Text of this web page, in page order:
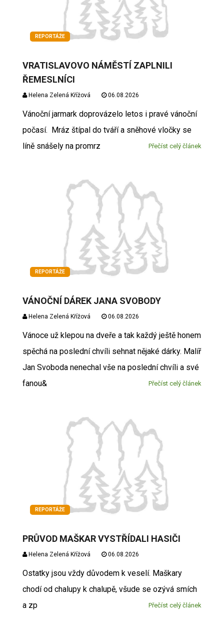
REPORTÁŽE
VRATISLAVOVO NÁMĚSTÍ ZAPLNILI
ŘEMESLNÍCI
Helena Zelená Křížová 06.08.2026
Vánoční jarmark doprovázelo letos i pravé vánoční
počasí. Mráz štípal do tváří a sněhové vločky se
líně snášely na promrz
Přečíst celý článek
REPORTÁŽE
VÁNOČNÍ DÁREK JANA SVOBODY
Helena Zelená Křížová 06.08.2026
Vánoce už klepou na dveře a tak každý ještě honem
spěchá na poslední chvíli sehnat nějaké dárky. Malíř
Jan Svoboda nenechal vše na poslední chvíli a své
fanou&
Přečíst celý článek
REPORTÁŽE
PRŮVOD MAŠKAR VYSTŘÍDALI HASIČI
Helena Zelená Křížová 06.08.2026
Ostatky jsou vždy důvodem k veselí. Maškary
chodí od chalupy k chalupě, všude se ozývá smích
a zp
Přečíst celý článek